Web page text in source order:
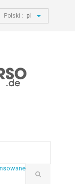
Polski : pl